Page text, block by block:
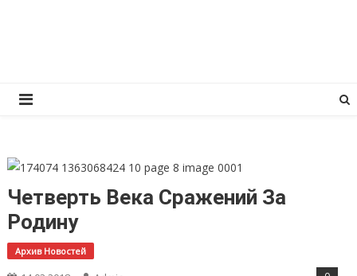
Четверть Века Сражений За
Родину
Архив Новостей